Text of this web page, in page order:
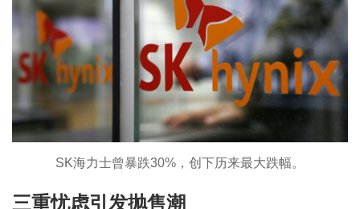
SK海力士曾暴跌30%，创下历来最大跌幅。
三重忧虑引发抛售潮